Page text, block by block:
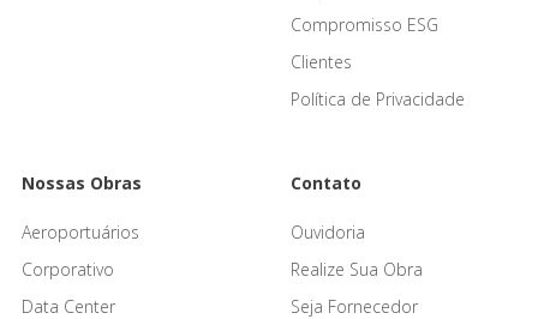
Compromisso ESG
Clientes
Política de Privacidade
Nossas Obras
Aeroportuários
Corporativo
Data Center
Contato
Ouvidoria
Realize Sua Obra
Seja Fornecedor